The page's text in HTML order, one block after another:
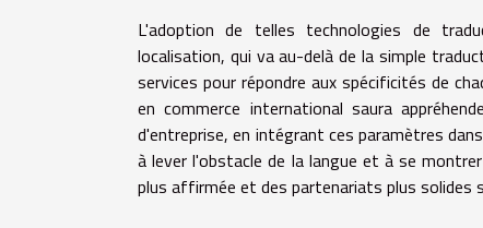
L'adoption de telles technologies de
localisation, qui va au-delà de la simple
services pour répondre aux spécificités de
en commerce international saura
d'entreprise, en intégrant ces paramètres
à lever l'obstacle de la langue et à se
plus affirmée et des partenariats plus solides